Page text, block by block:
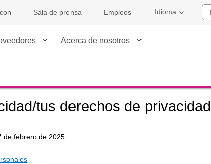
Sala de prensa Empleos Idioma
Acerca de nosotros
tus derechos de privacidad
de febrero de 2025